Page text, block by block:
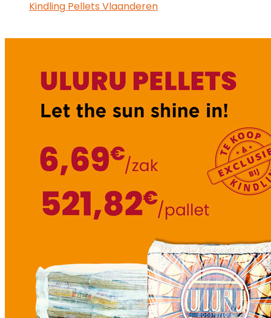
Kindling Pellets Vlaanderen